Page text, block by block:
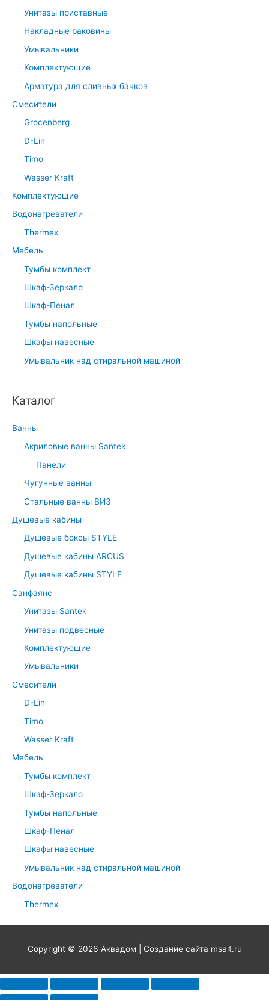
Унитазы приставные
Накладные раковины
Умывальники
Комплектующие
Арматура для сливных бачков
Смесители
Grocenberg
D-Lin
Timo
Wasser Kraft
Комплектующие
Водонагреватели
Thermex
Мебель
Тумбы комплект
Шкаф-Зеркало
Шкаф-Пенал
Тумбы напольные
Шкафы навесные
Умывальник над стиральной машиной
Каталог
Ванны
Акриловые ванны Santek
Панели
Чугунные ванны
Стальные ванны ВИЗ
Душевые кабины
Душевые боксы STYLE
Душевые кабины ARCUS
Душевые кабины STYLE
Санфаянс
Унитазы Santek
Унитазы подвесные
Комплектующие
Умывальники
Смесители
D-Lin
Timo
Wasser Kraft
Мебель
Тумбы комплект
Шкаф-Зеркало
Тумбы напольные
Шкаф-Пенал
Шкафы навесные
Умывальник над стиральной машиной
Водонагреватели
Thermex
Copyright © 2026 Аквадом| Создание сайта msait.ru